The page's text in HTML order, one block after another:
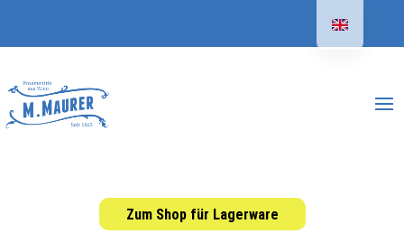
Zum Shop für Lagerware